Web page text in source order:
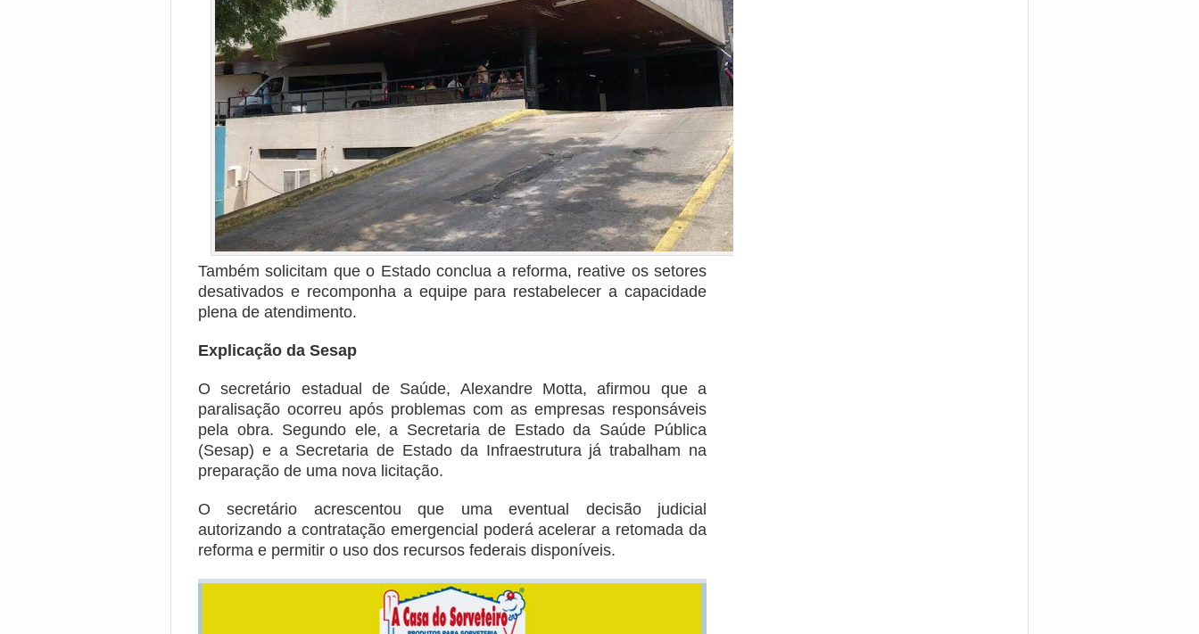
Também solicitam que o Estado conclua a reforma, reative os setores
desativados e recomponha a equipe para restabelecer a capacidade
plena de atendimento.
Explicação da Sesap
O secretário estadual de Saúde, Alexandre Motta, afirmou que a
paralisação ocorreu após problemas com as empresas responsáveis
pela obra. Segundo ele, a Secretaria de Estado da Saúde Pública
(Sesap) e a Secretaria de Estado da Infraestrutura já trabalham na
preparação de uma nova licitação.
O secretário acrescentou que uma eventual decisão judicial
autorizando a contratação emergencial poderá acelerar a retomada da
reforma e permitir o uso dos recursos federais disponíveis.